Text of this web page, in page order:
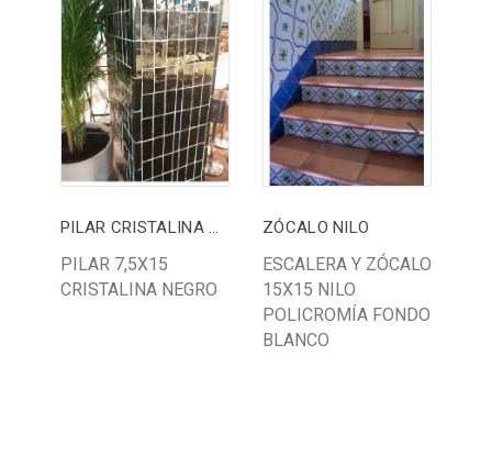
PILAR CRISTALINA NEGRO
PILAR 7,5X15
CRISTALINA NEGRO
ZÓCALO NILO
ESCALERA Y ZÓCALO
15X15 NILO
POLICROMÍA FONDO
BLANCO